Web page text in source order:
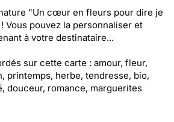
"Un cœur en fleurs pour dire je
Vous pouvez la personnaliser et
à votre destinataire...
sur cette carte : amour, fleur,
printemps, herbe, tendresse, bio,
douceur, romance, marguerites